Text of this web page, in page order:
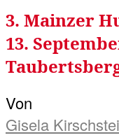
3. Mainzer
13.
Von
Gisela